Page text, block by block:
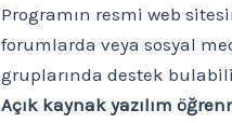
Programın resmi web
forumlarda veya sosyal
gruplarında destek
Açık kaynak yazılım